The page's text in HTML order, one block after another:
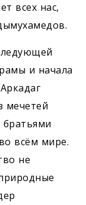
всех нас,
и начала
мечетей
всём мире.
не